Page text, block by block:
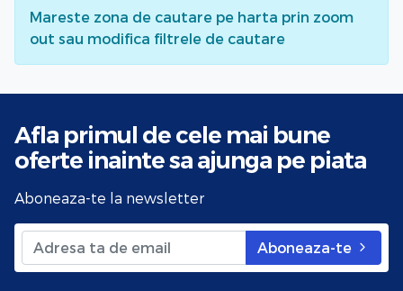
Mareste zona de cautare pe harta prin zoom
out sau modifica filtrele de cautare
Afla primul de cele mai bune
oferte inainte sa ajunga pe piata
Aboneaza-te la newsletter
Aboneaza-te